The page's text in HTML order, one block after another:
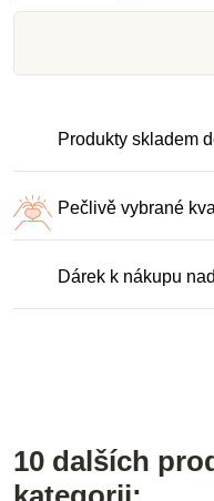
Produkty skladem
Pečlivě vybrané
Dárek k nákupu
10 dalších